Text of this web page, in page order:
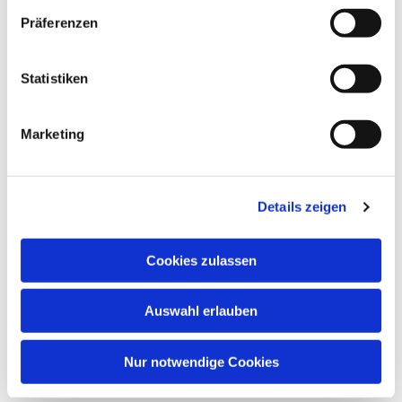
Präferenzen
Statistiken
Marketing
Details zeigen
Cookies zulassen
Auswahl erlauben
Nur notwendige Cookies